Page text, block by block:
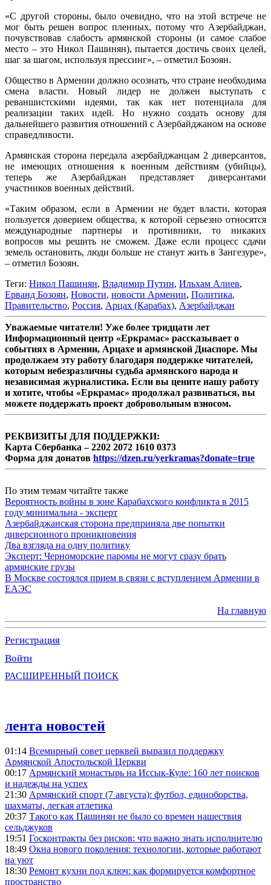
«С другой стороны, было очевидно, что на этой встрече не
мог быть решен вопрос пленных, потому что Азербайджан,
почувствовав слабость армянской стороны (и самое слабое
место – это Никол Пашинян), пытается достичь своих целей,
шаг за шагом, используя прессинг», – отметил Бозоян.
Общество в Армении должно осознать, что стране необходима
смена власти. Новый лидер не должен выступать с
реваншистскими идеями, так как нет потенциала для
реализации таких идей. Но нужно создать основу для
дальнейшего развития отношений с Азербайджаном на основе
справедливости.
Армянская сторона передала азербайджанцам 2 диверсантов,
не имеющих отношения к военным действиям (убийцы),
теперь же Азербайджан представляет диверсантами
участников военных действий.
«Таким образом, если в Армении не будет власти, которая
пользуется доверием общества, к которой серьезно относятся
международные партнеры и противники, то никаких
вопросов мы решить не сможем. Даже если процесс сдачи
земель остановить, люди больше не станут жить в Зангезуре»,
– отметил Бозоян.
Теги: Никол Пашинян, Владимир Путин, Ильхам Алиев,
Ерванд Бозоян, Новости, новости Армении, Политика,
Правительство, Россия, Арцах (Карабах), Азербайджан
Уважаемые читатели! Уже более тридцати лет
Информационный центр «Еркрамас» рассказывает о
событиях в Армении, Арцахе и армянской Диаспоре. Мы
продолжаем эту работу благодаря поддержке читателей,
которым небезразличны судьба армянского народа и
независимая журналистика. Если вы цените нашу работу
и хотите, чтобы «Еркрамас» продолжал развиваться, вы
можете поддержать проект добровольным взносом.
РЕКВИЗИТЫ ДЛЯ ПОДДЕРЖКИ:
Карта Сбербанка – 2202 2072 1610 0373
Форма для донатов https://dzen.ru/yerkramas?donate=true
По этим темам читайте также
Вероятность войны в зоне Карабахского конфликта в 2015
году минимальна - эксперт
Азербайджанская сторона предприняла две попытки
диверсионного проникновения
Два взгляда на одну политику
Эксперт: Черноморские паромы не могут сразу брать
армянские грузы
В Москве состоялся прием в связи с вступлением Армении в
ЕАЭС
На главную
Регистрация
Войти
РАСШИРЕННЫЙ ПОИСК
лента новостей
01:14 Всемирный совет церквей выразил поддержку
Армянской Апостольской Церкви
00:17 Армянский монастырь на Иссык-Куле: 160 лет поисков
и надежды на успех
21:30 Армянский спорт (7 августа): футбол, единоборства,
шахматы, легкая атлетика
20:37 Такого как Пашинян не было со времен нашествия
сельджуков
19:51 Госконтракты без рисков: что важно знать исполнителю
18:49 Окна нового поколения: технологии, которые работают
на уют
18:30 Ремонт кухни под ключ: как формируется комфортное
пространство